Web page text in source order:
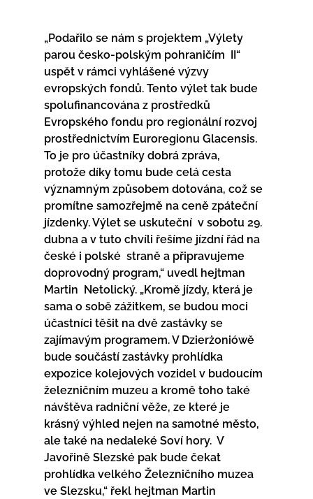
„Podařilo se nám s projektem „Výlety
parou česko-polským pohraničím  II“
uspět v rámci vyhlášené výzvy
evropských fondů. Tento výlet tak bude
spolufinancována z prostředků
Evropského fondu pro regionální rozvoj
prostřednictvím Euroregionu Glacensis.
To je pro účastníky dobrá zpráva,
protože díky tomu bude celá cesta
významným způsobem dotována, což se
promítne samozřejmě na ceně zpáteční
jízdenky. Výlet se uskuteční  v sobotu 29.
dubna a v tuto chvíli řešíme jízdní řád na
české i polské  straně a připravujeme
doprovodný program,“ uvedl hejtman
Martin  Netolický. „Kromě jízdy, která je
sama o sobě zážitkem, se budou moci
účastníci těšit na dvě zastávky se
zajímavým programem. V Dzierżoniówě
bude součástí zastávky prohlídka
expozice kolejových vozidel v budoucím
železničním muzeu a kromě toho také
návštěva radniční věže, ze které je
krásný výhled nejen na samotné město,
ale také na nedaleké Soví hory.  V
Javořině Slezské pak bude čekat
prohlídka velkého Železničního muzea
ve Slezsku,“ řekl hejtman Martin